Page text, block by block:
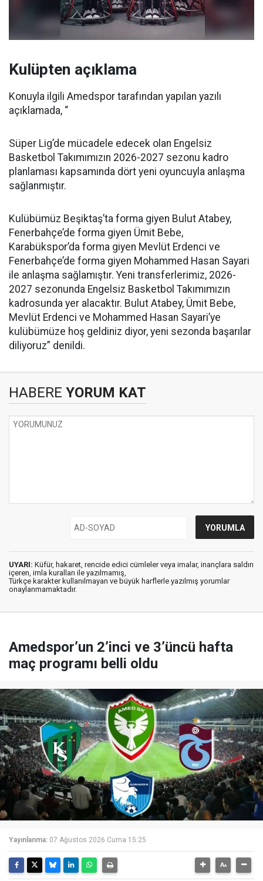
Kulüpten açıklama
Konuyla ilgili Amedspor tarafından yapılan yazılı
açıklamada, “
Süper Lig’de mücadele edecek olan Engelsiz
Basketbol Takımımızın 2026-2027 sezonu kadro
planlaması kapsamında dört yeni oyuncuyla anlaşma
sağlanmıştır.
Kulübümüz Beşiktaş’ta forma giyen Bulut Atabey,
Fenerbahçe’de forma giyen Ümit Bebe,
Karabükspor’da forma giyen Mevlüt Erdenci ve
Fenerbahçe’de forma giyen Mohammed Hasan Sayari
ile anlaşma sağlamıştır. Yeni transferlerimiz, 2026-
2027 sezonunda Engelsiz Basketbol Takımımızın
kadrosunda yer alacaktır. Bulut Atabey, Ümit Bebe,
Mevlüt Erdenci ve Mohammed Hasan Sayari’ye
kulübümüze hoş geldiniz diyor, yeni sezonda başarılar
diliyoruz” denildi.
HABERE YORUM KAT
UYARI: Küfür, hakaret, rencide edici cümleler veya imalar, inançlara saldırı
içeren, imla kuralları ile yazılmamış,
Türkçe karakter kullanılmayan ve büyük harflerle yazılmış yorumlar
onaylanmamaktadır.
Amedspor’un 2’inci ve 3’üncü hafta
maç programı belli oldu
Yayınlanma: 07 Ağustos 2026 Cuma 15:25